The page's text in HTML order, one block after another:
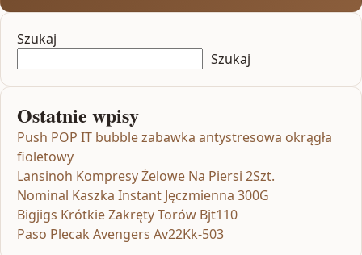
Szukaj
Szukaj
Ostatnie wpisy
Push POP IT bubble zabawka antystresowa okrągła
fioletowy
Lansinoh Kompresy Żelowe Na Piersi 2Szt.
Nominal Kaszka Instant Jęczmienna 300G
Bigjigs Krótkie Zakręty Torów Bjt110
Paso Plecak Avengers Av22Kk-503